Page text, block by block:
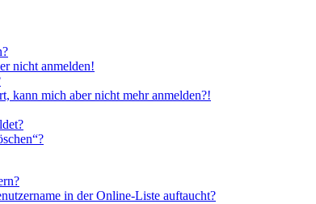
nicht anmelden!
kann mich aber nicht mehr anmelden?!
in der Online-Liste auftaucht?